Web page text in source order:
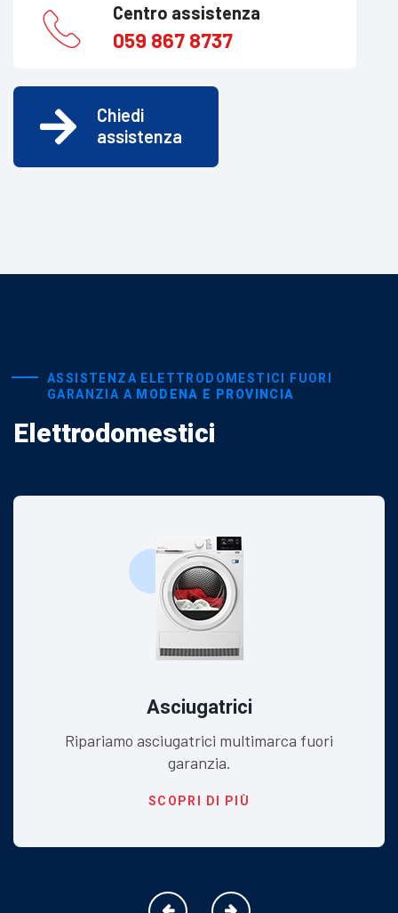
Centro assistenza
059 867 8737
Chiedi
assistenza
ASSISTENZA ELETTRODOMESTICI FUORI
GARANZIA A MODENA E PROVINCIA
Elettrodomestici
Asciugatrici
Ripariamo asciugatrici multimarca fuori
garanzia.
SCOPRI DI PIÙ